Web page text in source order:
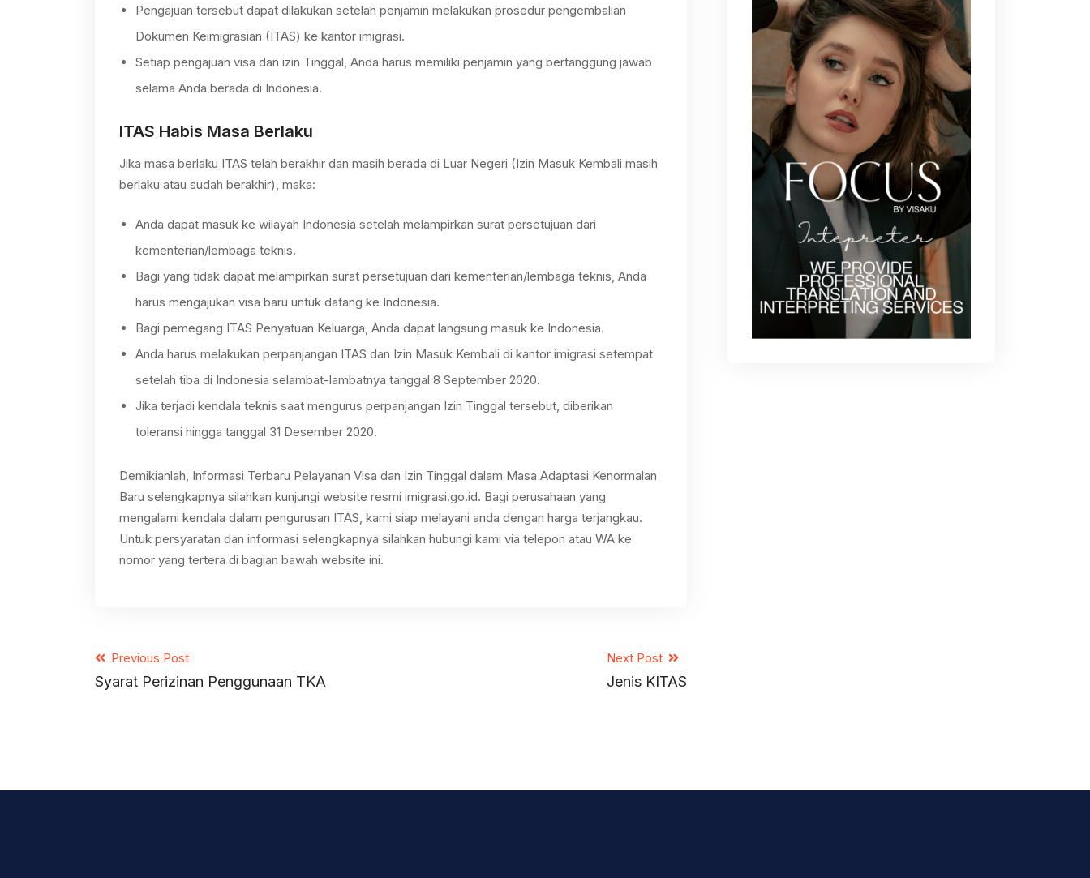
Pengajuan tersebut dapat dilakukan setelah penjamin melakukan prosedur pengembalian
Dokumen Keimigrasian (ITAS) ke kantor imigrasi.
Setiap pengajuan visa dan izin Tinggal, Anda harus memiliki penjamin yang bertanggung jawab
selama Anda berada di Indonesia.
ITAS Habis Masa Berlaku
Jika masa berlaku ITAS telah berakhir dan masih berada di Luar Negeri (Izin Masuk Kembali masih
berlaku atau sudah berakhir), maka:
Anda dapat masuk ke wilayah Indonesia setelah melampirkan surat persetujuan dari
kementerian/lembaga teknis.
Bagi yang tidak dapat melampirkan surat persetujuan dari kementerian/lembaga teknis, Anda
harus mengajukan visa baru untuk datang ke Indonesia.
Bagi pemegang ITAS Penyatuan Keluarga, Anda dapat langsung masuk ke Indonesia.
Anda harus melakukan perpanjangan ITAS dan Izin Masuk Kembali di kantor imigrasi setempat
setelah tiba di Indonesia selambat-lambatnya tanggal 8 September 2020.
Jika terjadi kendala teknis saat mengurus perpanjangan Izin Tinggal tersebut, diberikan
toleransi hingga tanggal 31 Desember 2020.
Demikianlah, Informasi Terbaru Pelayanan Visa dan Izin Tinggal dalam Masa Adaptasi Kenormalan
Baru selengkapnya silahkan kunjungi website resmi imigrasi.go.id. Bagi perusahaan yang
mengalami kendala dalam pengurusan ITAS, kami siap melayani anda dengan harga terjangkau.
Untuk persyaratan dan informasi selengkapnya silahkan hubungi kami via telepon atau WA ke
nomor yang tertera di bagian bawah website ini.
Previous Post
Syarat Perizinan Penggunaan TKA
Next Post
Jenis KITAS